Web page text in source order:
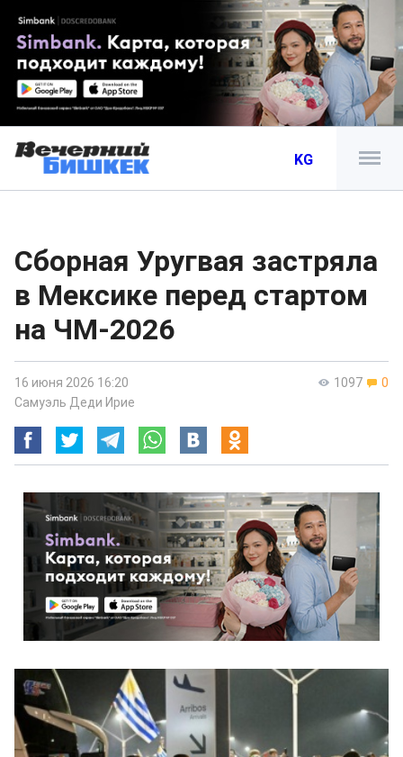
KG
Сборная Уругвая застряла
в Мексике перед стартом
на ЧМ-2026
1097 0
16 июня 2026 16:20
Самуэль Деди Ирие